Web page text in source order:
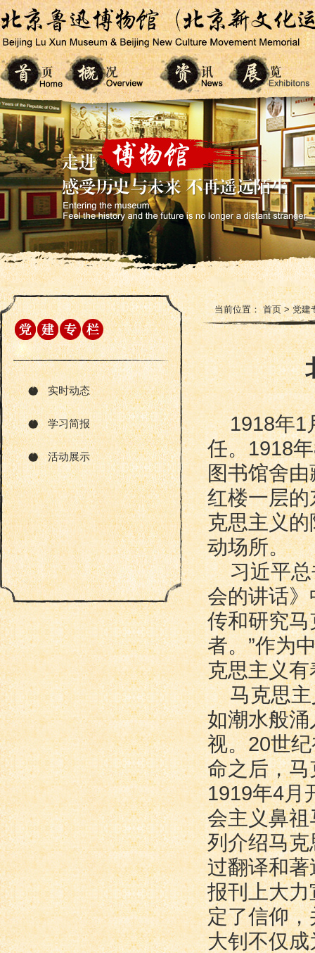
实时动态
学习简报
活动展示
当前位置：首页>党建
1918年1
任。1918
图书馆舍
红楼一层
克思主义
动场所。
习近平
会的讲话》
传和研究
者。”作为
克思主义
马克思
如潮水般
视。20世
命之后，
1919年4月
会主义鼻
列介绍马
过翻译和
报刊上大
定了信仰
大钊不仅